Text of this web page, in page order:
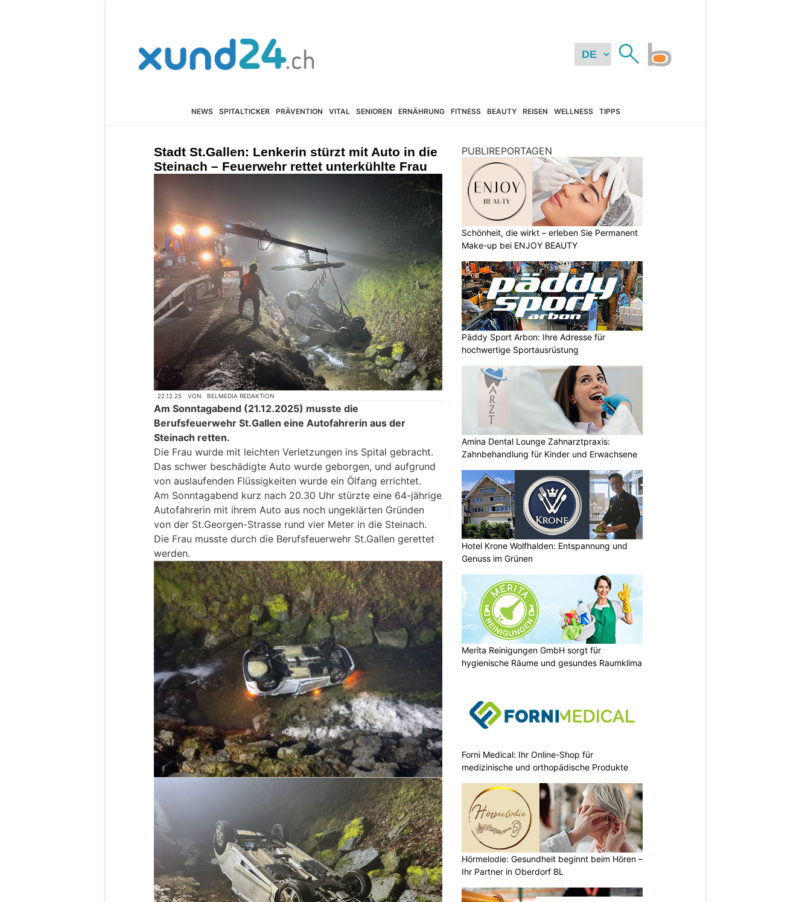
NEWS SPITALTICKER PRÄVENTION VITAL SENIOREN ERNÄHRUNG FITNESS BEAUTY REISEN WELLNESS TIPPS
Stadt St.Gallen: Lenkerin stürzt mit Auto in die
Steinach – Feuerwehr rettet unterkühlte Frau
22.12.25 VON BELMEDIA REDAKTION
Am Sonntagabend (21.12.2025) musste die
Berufsfeuerwehr St.Gallen eine Autofahrerin aus der
Steinach retten.
Die Frau wurde mit leichten Verletzungen ins Spital gebracht.
Das schwer beschädigte Auto wurde geborgen, und aufgrund
von auslaufenden Flüssigkeiten wurde ein Ölfang errichtet.
Am Sonntagabend kurz nach 20.30 Uhr stürzte eine 64-jährige
Autofahrerin mit ihrem Auto aus noch ungeklärten Gründen
von der St.Georgen-Strasse rund vier Meter in die Steinach.
Die Frau musste durch die Berufsfeuerwehr St.Gallen gerettet
werden.
PUBLIREPORTAGEN
Schönheit, die wirkt – erleben Sie Permanent
Make-up bei ENJOY BEAUTY
Päddy Sport Arbon: Ihre Adresse für
hochwertige Sportausrüstung
Amina Dental Lounge Zahnarztpraxis:
Zahnbehandlung für Kinder und Erwachsene
Hotel Krone Wolfhalden: Entspannung und
Genuss im Grünen
Merita Reinigungen GmbH sorgt für
hygienische Räume und gesundes Raumklima
Forni Medical: Ihr Online-Shop für
medizinische und orthopädische Produkte
Hörmelodie: Gesundheit beginnt beim Hören –
Ihr Partner in Oberdorf BL